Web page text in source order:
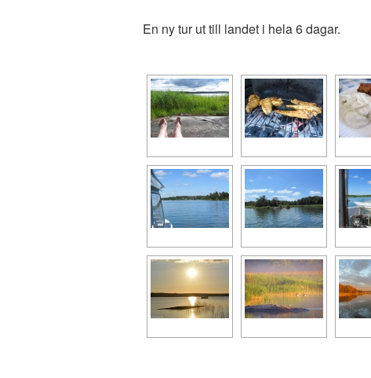
En ny tur ut till landet i hela 6 dagar.